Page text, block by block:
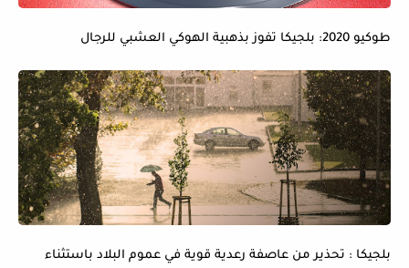
طوكيو 2020: بلجيكا تفوز بذهبية الهوكي العشبي للرجال
بلجيكا : تحذير من عاصفة رعدية قوية في عموم البلاد باستثناء